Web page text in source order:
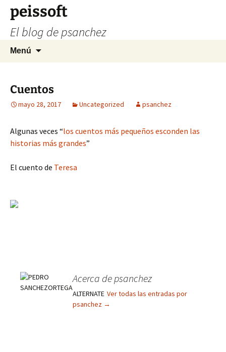
Saltar
contenido
peissoft
El blog de psanchez
Menú
Cuentos
mayo 28, 2017 Uncategorized psanchez
Algunas veces “los cuentos más pequeños esconden las
historias más grandes”
El cuento de Teresa
Acerca de psanchez
ALTERNATE Ver todas las entradas por
psanchez →